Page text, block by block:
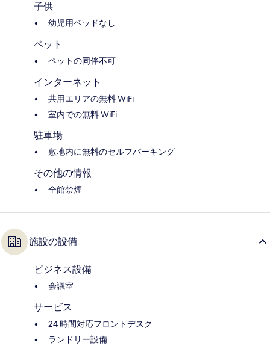
子供
幼児用ベッドなし
ペット
ペットの同伴不可
インターネット
共用エリアの無料 WiFi
室内での無料 WiFi
駐車場
敷地内に無料のセルフパーキング
その他の情報
全館禁煙
施設の設備
ビジネス設備
会議室
サービス
24 時間対応フロントデスク
ランドリー設備